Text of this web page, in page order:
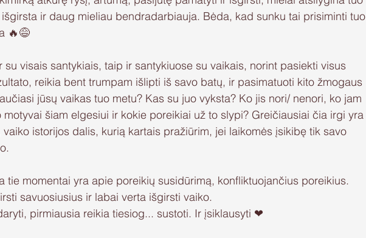
ir daug mieliau bendradarbiauja. Bėda, kad sunku tai prisiminti tuo
🔥😅
su visais santykiais, taip ir santykiuose su vaikais, norint pasiekti visus
reikia bent trumpam išlipti iš savo batų, ir pasimatuoti kito žmogaus
jūsų vaikas tuo metu? Kas su juo vyksta? Ko jis nori/ nenori, ko jam
motyvai šiam elgesiui ir kokie poreikiai už to slypi? Greičiausiai čia irgi yra
istorijos dalis, kurią kartais pražiūrim, jei laikomės įsikibę tik savo
tie momentai yra apie poreikių susidūrimą, konfliktuojančius poreikius.
savuosiusius ir labai verta išgirsti vaiko.
pirmiausia reikia tiesiog... sustoti. Ir įsiklausyti ❤